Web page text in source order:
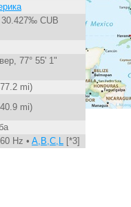
CUB
77° 55' 1"
mi)
mi)
Hz • A,B,C,L [*3]